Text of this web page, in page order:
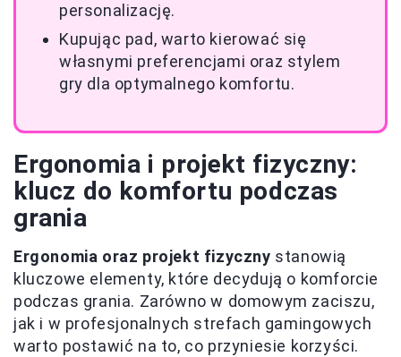
personalizację.
Kupując pad, warto kierować się
własnymi preferencjami oraz stylem
gry dla optymalnego komfortu.
Ergonomia i projekt fizyczny:
klucz do komfortu podczas
grania
Ergonomia oraz projekt fizyczny stanowią
kluczowe elementy, które decydują o komforcie
podczas grania. Zarówno w domowym zaciszu,
jak i w profesjonalnych strefach gamingowych
warto postawić na to, co przyniesie korzyści.